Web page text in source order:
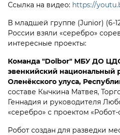
Ссылка на видео: https://
В младшей группе (Junior) (6-
России взяли «серебро»
интересные проекты:
Команда "Dolbor" МБУ ДО
эвенкийский национальный
Оленёкского улуса,
составе Кычкина Матвея,
Геннадия и руководителя
«серебро» с проектом «Робот-
Робот создан для разведки